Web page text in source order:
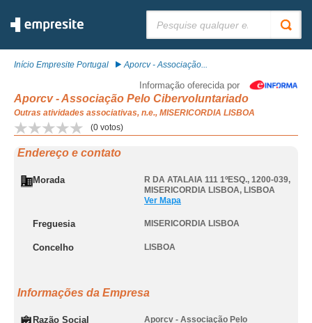
Início Empresite Portugal Aporcv - Associação...
Informação oferecida por
Aporcv - Associação Pelo Cibervoluntariado
Outras atividades associativas, n.e., MISERICORDIA LISBOA
(0 votos)
Endereço e contato
Morada R DA ATALAIA 111 1ºESQ., 1200-039,
MISERICORDIA LISBOA, LISBOA
Ver Mapa
Freguesia MISERICORDIA LISBOA
Concelho LISBOA
Informações da Empresa
Razão Social
Aporcv - Associação Pelo